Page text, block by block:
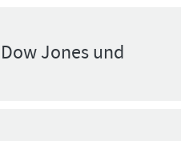
Jones und